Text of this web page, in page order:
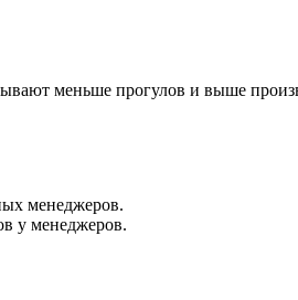
меньше прогулов и выше
менеджеров.
у менеджеров.